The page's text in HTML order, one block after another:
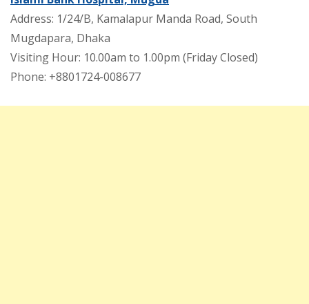
Address: 1/24/B, Kamalapur Manda Road, South
Mugdapara, Dhaka
Visiting Hour: 10.00am to 1.00pm (Friday Closed)
Phone: +8801724-008677